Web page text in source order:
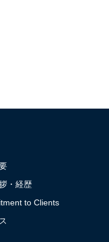
・経歴
to Clients